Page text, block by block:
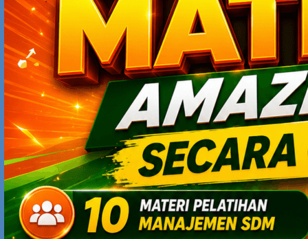
MUHAMMAD ABDUH
OCTOBER 10, 2015 AT 5:05 PM
mantap artikelnya mas
Comments are closed.
MAN BEHIND THE BLOG